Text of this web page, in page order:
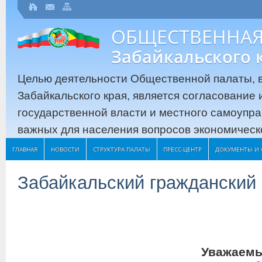
Забайкальского
Целью деятельности Общественной палаты,
Забайкальского края, является
государственной власти и местного
важных для населения вопросов
ГЛАВНАЯ НОВОСТИ СТРУКТУРА ПАЛАТЫ ПРЕСС-ЦЕНТР ДОКУМЕНТЫ И
Забайкальский